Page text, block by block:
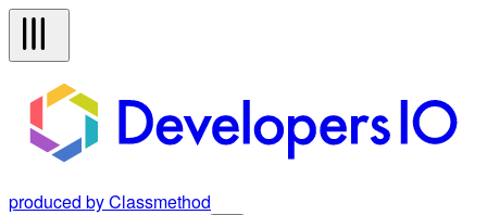
produced by Classmethod